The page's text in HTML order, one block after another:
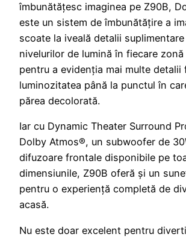
îmbunătățesc imaginea pe Z90B,
este un sistem de îmbunătățire a
scoate la iveală detalii
nivelurilor de lumină în fiecare zonă
pentru a evidenția mai multe detalii
luminozitatea până la punctul în
părea decolorată.
Iar cu Dynamic Theater Surround
Dolby Atmos®, un subwoofer de
difuzoare frontale disponibile pe
dimensiunile, Z90B oferă și un
pentru o experiență completă de
acasă.
Nu este doar excelent pentru